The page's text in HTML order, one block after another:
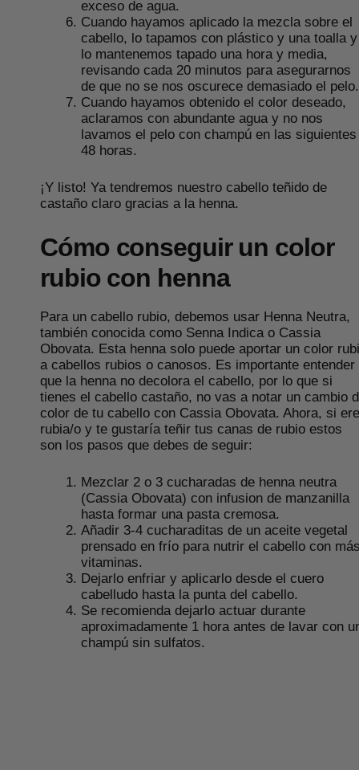
exceso de agua.
Cuando hayamos aplicado la mezcla sobre el
cabello, lo tapamos con plástico y una toalla y
lo mantenemos tapado una hora y media,
revisando cada 20 minutos para asegurarnos
de que no se nos oscurece demasiado el pelo.
Cuando hayamos obtenido el color deseado,
aclaramos con abundante agua y no nos
lavamos el pelo con champú en las siguientes
48 horas.
¡Y listo! Ya tendremos nuestro cabello teñido de
castaño claro gracias a la henna.
Cómo conseguir un color
rubio con henna
Para un cabello rubio, debemos usar Henna Neutra,
también conocida como Senna Indica o Cassia
Obovata. Esta henna solo puede aportar un color
a cabellos rubios o canosos. Es importante entender
que la henna no decolora el cabello, por lo que si
tienes el cabello castaño, no vas a notar un cambio
color de tu cabello con Cassia Obovata. Ahora, si
rubia/o y te gustaría teñir tus canas de rubio estos
son los pasos que debes de seguir:
Mezclar 2 o 3 cucharadas de henna neutra
(Cassia Obovata) con infusion de manzanilla
hasta formar una pasta cremosa.
Añadir 3-4 cucharaditas de un aceite vegetal
prensado en frío para nutrir el cabello con
vitaminas.
Dejarlo enfriar y aplicarlo desde el cuero
cabelludo hasta la punta del cabello.
Se recomienda dejarlo actuar durante
aproximadamente 1 hora antes de lavar con
champú sin sulfatos.